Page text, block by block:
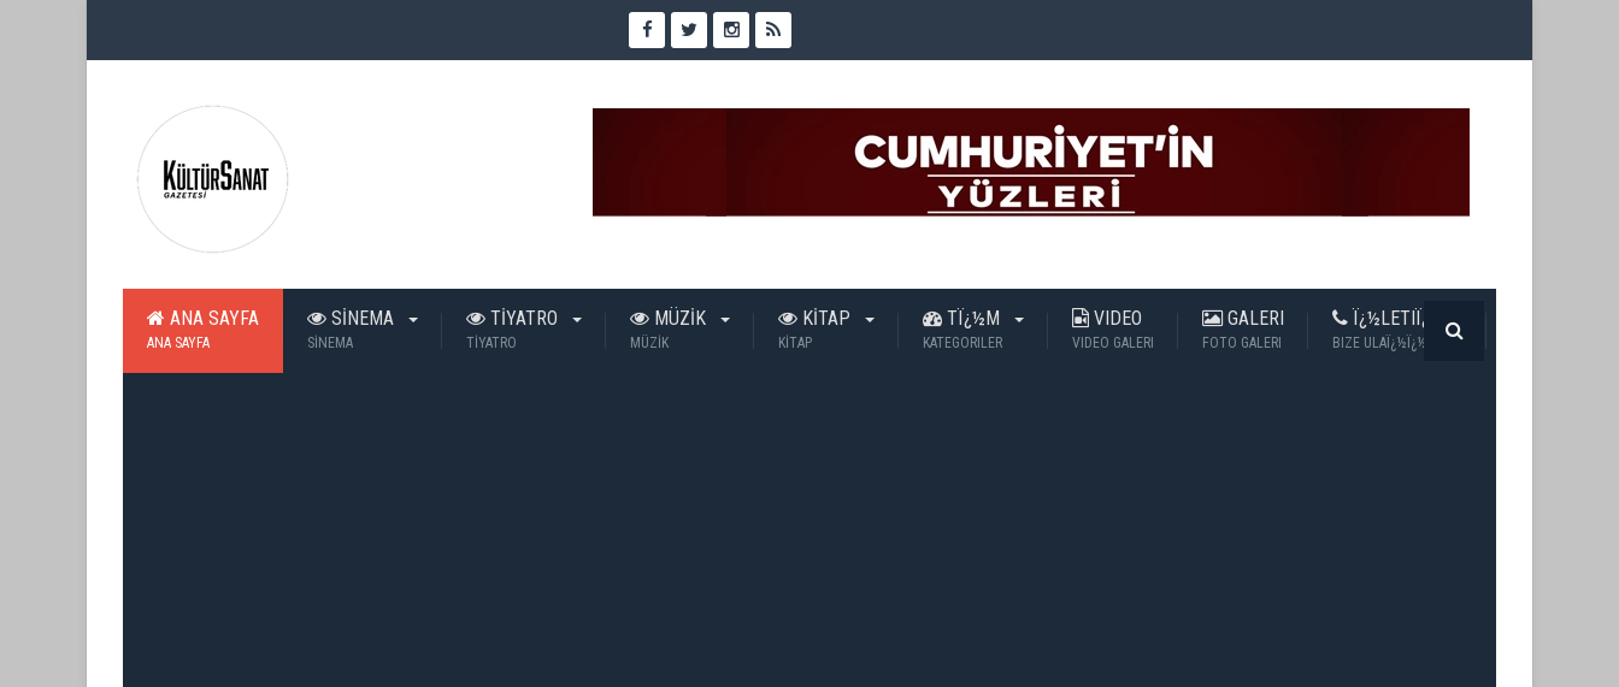
ANA SAYFA
ANA SAYFA
SİNEMA
SİNEMA
TİYATRO
TİYATRO
MÜZİK
MÜZİK
KİTAP
KİTAP
TÏ¿½M
KATEGORILER
VIDEO
VIDEO GALERI
GALERI
FOTO GALERI
Ï¿½LETIÏ¿½IM
BIZE ULAÏ¿½Ï¿½N